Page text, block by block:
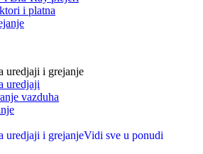
i platna
uredjaji i grejanje
uredjaji
vazduha
uredjaji i grejanjeVidi sve u ponudi